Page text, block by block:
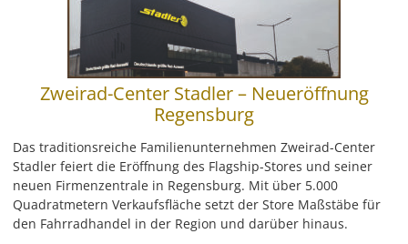
Zweirad-Center Stadler – Neueröffnung
Regensburg
Das traditionsreiche Familienunternehmen Zweirad-Center
Stadler feiert die Eröffnung des Flagship-Stores und seiner
neuen Firmenzentrale in Regensburg. Mit über 5.000
Quadratmetern Verkaufsfläche setzt der Store Maßstäbe für
den Fahrradhandel in der Region und darüber hinaus.